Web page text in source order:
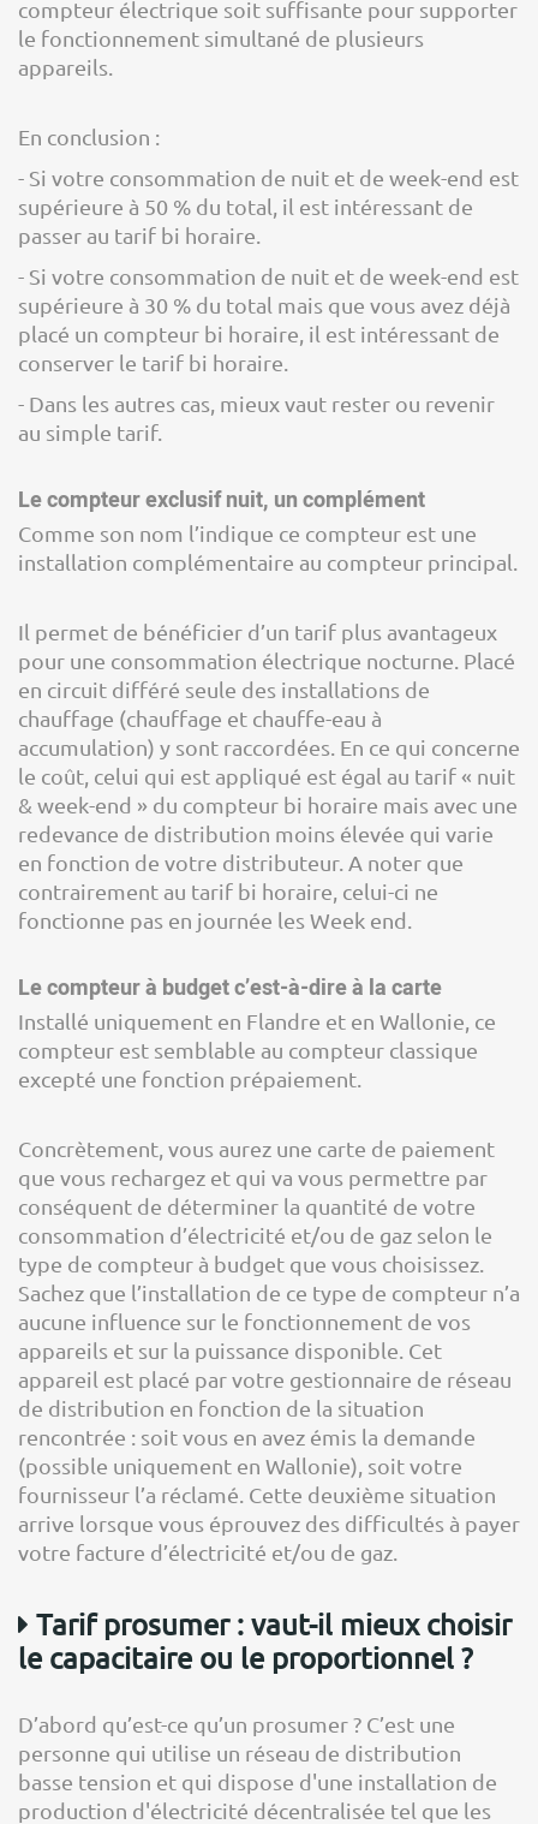
compteur électrique soit suffisante pour supporter
le fonctionnement simultané de plusieurs
appareils.
En conclusion :
- Si votre consommation de nuit et de week-end est
supérieure à 50 % du total, il est intéressant de
passer au tarif bi horaire.
- Si votre consommation de nuit et de week-end est
supérieure à 30 % du total mais que vous avez déjà
placé un compteur bi horaire, il est intéressant de
conserver le tarif bi horaire.
- Dans les autres cas, mieux vaut rester ou revenir
au simple tarif.
Le compteur exclusif nuit, un complément
Comme son nom l’indique ce compteur est une
installation complémentaire au compteur principal.
Il permet de bénéficier d’un tarif plus avantageux
pour une consommation électrique nocturne. Placé
en circuit différé seule des installations de
chauffage (chauffage et chauffe-eau à
accumulation) y sont raccordées. En ce qui concerne
le coût, celui qui est appliqué est égal au tarif « nuit
& week-end » du compteur bi horaire mais avec une
redevance de distribution moins élevée qui varie
en fonction de votre distributeur. A noter que
contrairement au tarif bi horaire, celui-ci ne
fonctionne pas en journée les Week end.
Le compteur à budget c’est-à-dire à la carte
Installé uniquement en Flandre et en Wallonie, ce
compteur est semblable au compteur classique
excepté une fonction prépaiement.
Concrètement, vous aurez une carte de paiement
que vous rechargez et qui va vous permettre par
conséquent de déterminer la quantité de votre
consommation d’électricité et/ou de gaz selon le
type de compteur à budget que vous choisissez.
Sachez que l’installation de ce type de compteur n’a
aucune influence sur le fonctionnement de vos
appareils et sur la puissance disponible. Cet
appareil est placé par votre gestionnaire de réseau
de distribution en fonction de la situation
rencontrée : soit vous en avez émis la demande
(possible uniquement en Wallonie), soit votre
fournisseur l’a réclamé. Cette deuxième situation
arrive lorsque vous éprouvez des difficultés à payer
votre facture d’électricité et/ou de gaz.
Tarif prosumer : vaut-il mieux choisir
le capacitaire ou le proportionnel ?
D’abord qu’est-ce qu’un prosumer ? C’est une
personne qui utilise un réseau de distribution
basse tension et qui dispose d'une installation de
production d'électricité décentralisée tel que les